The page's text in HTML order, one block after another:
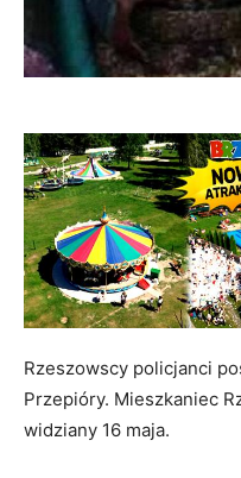
Rzeszowscy policjanci
Przepióry. Mieszkaniec
widziany 16 maja.